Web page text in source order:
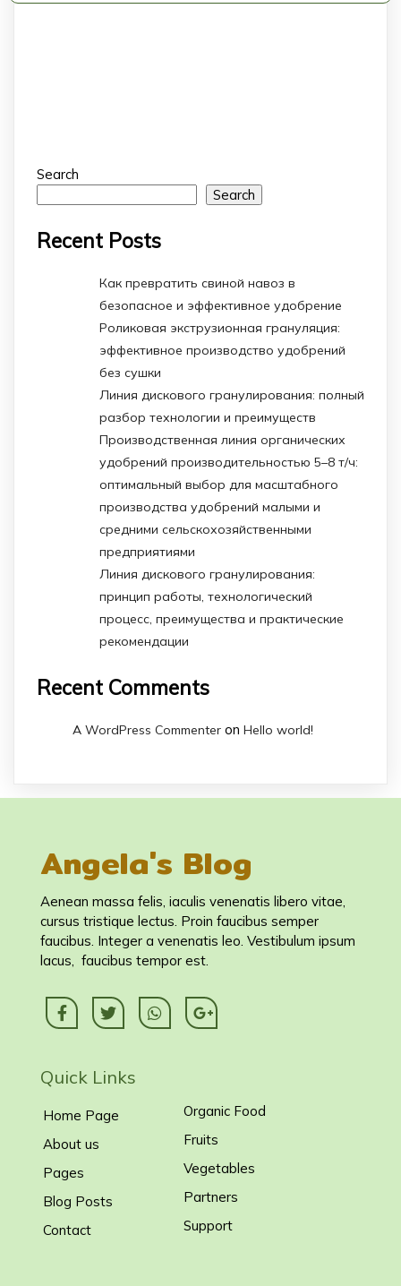
Search
Search
Recent Posts
Как превратить свиной навоз в
безопасное и эффективное удобрение
Роликовая экструзионная грануляция:
эффективное производство удобрений
без сушки
Линия дискового гранулирования: полный
разбор технологии и преимуществ
Производственная линия органических
удобрений производительностью 5–8 т/ч:
оптимальный выбор для масштабного
производства удобрений малыми и
средними сельскохозяйственными
предприятиями
Линия дискового гранулирования:
принцип работы, технологический
процесс, преимущества и практические
рекомендации
Recent Comments
A WordPress Commenter on Hello world!
Angela's Blog
Aenean massa felis, iaculis venenatis libero vitae,
cursus tristique lectus. Proin faucibus semper
faucibus. Integer a venenatis leo. Vestibulum ipsum
lacus, faucibus tempor est.
Quick Links
Home Page
About us
Pages
Blog Posts
Contact
Organic Food
Fruits
Vegetables
Partners
Support